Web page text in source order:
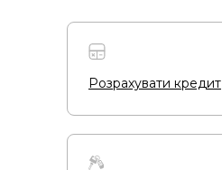
Розрахувати кредит